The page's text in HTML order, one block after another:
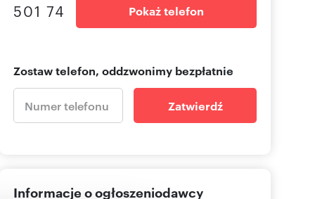
501 74 Pokaż telefon
Zostaw telefon, oddzwonimy bezpłatnie
Zatwierdź
Informacje o ogłoszeniodawcy